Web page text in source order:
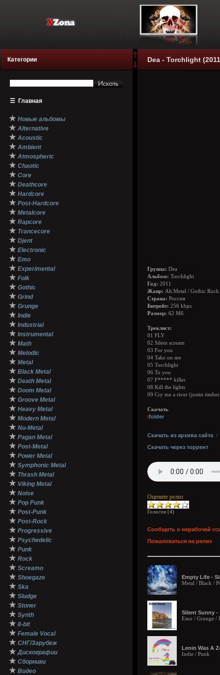
Категории
☰ Главная
★ Новые альбомы
★ Alternative
★ Acoustic
★ Ambient
★ Atmospheric
★ Chaotic
★ Core
★ Deathcore
★ Hardcore
★ Post-Hardcore
★ Metalcore
★ Rapcore
★ Trancecore
★ Djent
★ Electronic
★ Emo
★ Experimental
★ Folk
★ Gothic
★ Grind
★ Grunge
★ Indie
★ Industrial
★ Instrumental
★ Math
★ Melodic
★ Metal
★ Black Metal
★ Death Metal
★ Doom Metal
★ Groove Metal
★ Heavy Metal
★ Modern Metal
★ Nu-Metal
★ Pagan Metal
★ Post-Metal
★ Power Metal
★ Symphonic Metal
★ Thrash Metal
★ Viking Metal
★ Noise
★ Pop Punk
★ Post-Punk
★ Post-Rock
★ Progressive
★ Psychedelic
★ Punk
★ Rock
★ Screamo
★ Shoegaze
★ Ska
★ Sludge
★ Stoner
★ Synth
★ 8-bit
★ Female Vocal
★ СНГ/Зарубеж
★ Дискографии
★ Сборники
★ Видео
Dea - Torchlight
Группа: Dea
Альбом: Torchlight
Год: 2011
Жанр: Alt.Metal / Gothic Rock
Страна: Россия
Битрейт: 256 kbps
Размер: 62 Мб
Треклист:
01 FLY
02 Silent scream
03 For you
04 Take on me
05 Torchlight
06 To you
07 F***** killer
08 Kill the lights
09 Cry me a river (justin
Скачать
ifolder
Скачать из архива сайта /
Скачать через торрент
Оцените релиз
Голосов (4)
Сообщить о нерабочей
Пожаловаться на релиз
Empty Life -
Metal / Black /
Silent Sunny -
Emo / Grunge /
Lenin Was A
Indie / Punk